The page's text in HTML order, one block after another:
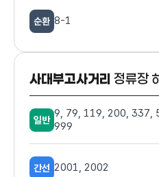
순환 8-1
사대부고사거리 정류장
일반
9, 79, 119, 200, 337,
999
간선 2001, 2002